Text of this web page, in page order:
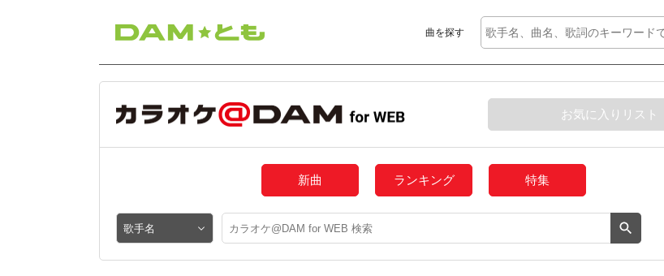
曲を探す
お気に入りリスト
新曲 ランキング 特集